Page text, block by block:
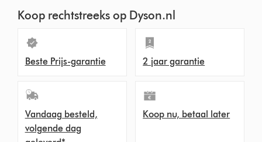
Koop rechtstreeks op Dyson.nl
Beste Prijs-garantie 2 jaar garantie
Vandaag besteld,
volgende dag
Koop nu, betaal later